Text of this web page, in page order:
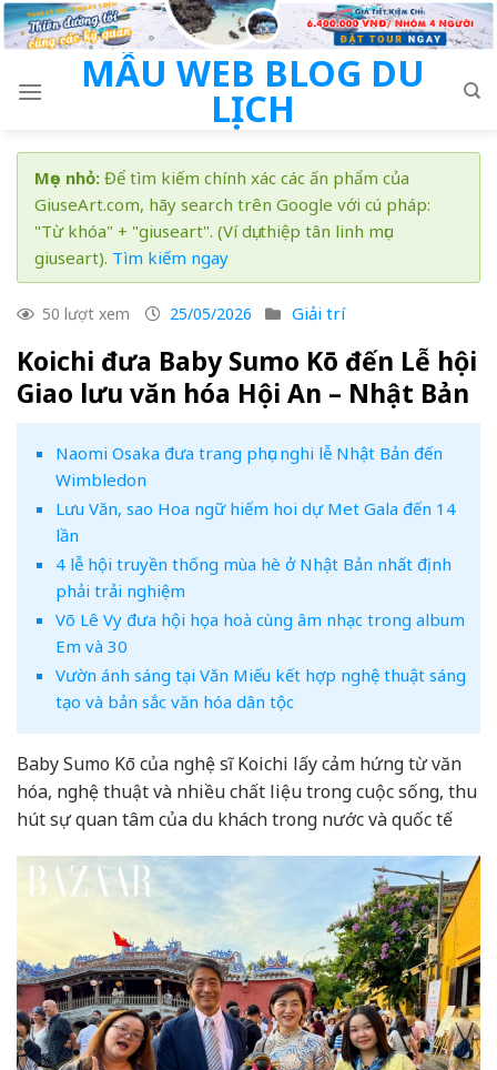
Skip
to
MẪU WEB BLOG DU
LỊCH
Mẹo nhỏ: Để tìm kiếm chính xác các ấn phẩm của
GiuseArt.com, hãy search trên Google với cú pháp:
"Từ khóa" + "giuseart". (Ví dụ: thiệp tân linh mục
giuseart). Tìm kiếm ngay
50 lượt xem 25/05/2026 Giải trí
Koichi đưa Baby Sumo Kō đến Lễ hội
Giao lưu văn hóa Hội An – Nhật Bản
Naomi Osaka đưa trang phục nghi lễ Nhật Bản đến
Wimbledon
Lưu Văn, sao Hoa ngữ hiếm hoi dự Met Gala đến 14
lần
4 lễ hội truyền thống mùa hè ở Nhật Bản nhất định
phải trải nghiệm
Võ Lê Vy đưa hội họa hoà cùng âm nhạc trong album
Em và 30
Vườn ánh sáng tại Văn Miếu kết hợp nghệ thuật sáng
tạo và bản sắc văn hóa dân tộc
Baby Sumo Kō của nghệ sĩ Koichi lấy cảm hứng từ văn
hóa, nghệ thuật và nhiều chất liệu trong cuộc sống, thu
hút sự quan tâm của du khách trong nước và quốc tế